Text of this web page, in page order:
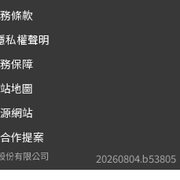
20260804.b53805
條款
私權聲明
保障
地圖
網站
作提案
份有限公司